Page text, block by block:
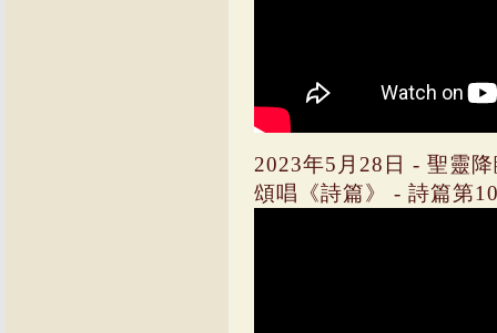
2023年5月28日 - 聖靈
頌唱《詩篇》 - 詩篇第